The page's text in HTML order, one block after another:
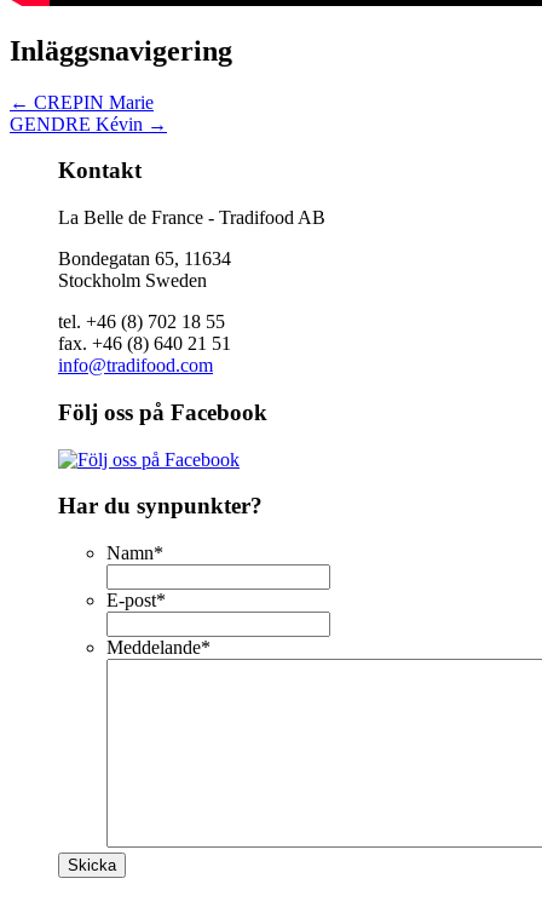
Inläggsnavigering
← CREPIN Marie
GENDRE Kévin →
Kontakt
La Belle de France - Tradifood AB
Bondegatan 65, 11634
Stockholm Sweden
tel. +46 (8) 702 18 55
fax. +46 (8) 640 21 51
info@tradifood.com
Följ oss på Facebook
Har du synpunkter?
Namn*
E-post*
Meddelande*